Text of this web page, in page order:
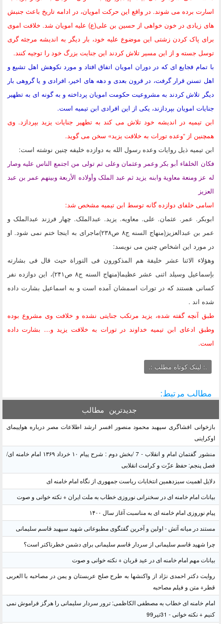
اسارت برده می شوند. در واقع این حرکت امویان، در ادامه تاریخ باعث جنبش
های زیادی در خون خواهی از حسین بن علی(ع) علیه امویان شد. خلافت اموی
برای پاک کردن زشتی این موضوع علیه خود، بار دیگر به اندیشه مرجئه گری
توسل جسته و از این مسیر تلاش کردند این جنایت بزرگ خود را توجیه کنند.
با تمام فجایع ای که در دوران امویان اتفاق افتاد و مورد نکوهش اهل تشیع و
اهل تسنن قرار گرفت، در قرون بعدی و دهه های اخیر، افرادی و یا گروهی بار
دیگر تلاش کردند به مشروعیت حکومت امویان پرداخته و به گونه ای به تطهیر
جنایات امویان بپردازند، یکی از این افرادی ابن تیمیه است.
ابن تیمیه در اندیشه خود تلاش می کند به تطهیر جنایات یزید بپردازد. وی
همچنین از “وعده تورات به خلافت یزید» سخن می گوید.
ابن تیمیه ذیل روایات وعده رسول الله به دوازده خلیفه چنین نوشته است:
فکان الخلفاء أبو بکر وعمر وعثمان وعلی ثم تولى من اجتمع الناس علیه وصار
له عز ومنعة معاویة وابنه یزید ثم عبد الملک وأولاده الأربعة وبینهم عمر بن عبد
العزیز
اسامی خلفای دوازده گانه توسط ابن تیمیه مشخص شد:
ابوبکر. عمر. عثمان. علی. معاویه. یزید. عبدالملک. چهار فرزند عبدالملک و
عمر بن عبدالعزیز(منهاج السنه ج۸ ص۲۳۸)ماجرای به اینجا ختم نمی شود. او
در مورد این اشخاص چنین می نویسد:
وهؤلاء الاثنا عشر خلیفة هم المذکورون فی التوراة حیث قال فی بشارته
بإسماعیل وسیلد اثنى عشر عظیما(منهاج السنه ج۸ ص۲۴۱)، این دوازده نفر
کسانی هستند که در تورات اسمشان آمده است و به اسماعیل بشارت داده
شده اند .
طبق آنچه گفته شده، یزید مرتکب جنایتی نشده و خلافت وی مشروع بوده
وطبق ادعای ابن تیمیه خداوند در تورات به خلافت یزید و… بشارت داده
است.
.: لینک کوتاه مطلب :.
مطالب مرتبط:
جدیدترین مطالب
بازخوانی افشاگری سپهبد محمود منصور افسر ارشد اطلاعات مصر درباره هواپیمای
اوکراینی
منشور گفتمان امام و انقلاب - 7 /بخش دوم : شرح پیام ۱۰ خرداد ۱۳۶۹ امام خامنه ای/
فصل پنجم: حفظ عزّت و کرامت انقلابی
دلایل اهمیت سیزدهمین انتخابات ریاست جمهوری از نگاه امام خامنه ای
بیانات امام خامنه ای در سخنرانی نوروزی خطاب به ملت ایران + نکته خوانی و صوت
پیام نوروزی امام خامنه ای به مناسبت آغاز سال ۱۴۰۰
مستند در میانه آتش - اولین و آخرین گفتگوی مطبوعاتی شهید سپهبد قاسم سلیمانی
چرا شهید قاسم سلیمانی از سردار قاسم سلیمانی برای دشمن خطرناکتر است؟
بیانات مهم امام خامنه ای در عید قربان + نکته خوانی و صوت
روایت دکتر احمدی نژاد از واکنشها به طرح صلح عربستان و یمن در مصاحبه با العربی
قطر+ متن و فیلم مصاحبه
امام خامنه ای خطاب به مصطفی الکاظمی: ترور سردار سلیمانی را هرگز فراموش نمی
کنیم + نکته خوانی - 31تیر99